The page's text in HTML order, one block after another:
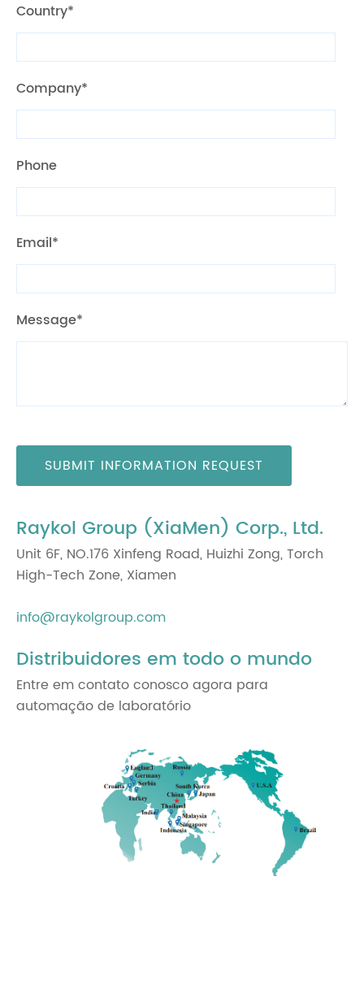
Country*
Company*
Phone
Email*
Message*
SUBMIT INFORMATION REQUEST
Raykol Group (XiaMen) Corp., Ltd.
Unit 6F, NO.176 Xinfeng Road, Huizhi Zong, Torch
High-Tech Zone, Xiamen
info@raykolgroup.com
Distribuidores em todo o mundo
Entre em contato conosco agora para
automação de laboratório